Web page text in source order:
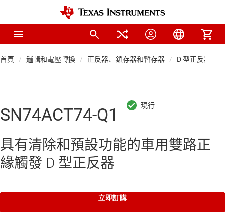
首頁 邏輯和電壓轉換 正反器、鎖存器和暫存器 D 型正反器
SN74ACT74-Q1
具有清除和預設功能的車用雙路正
緣觸發 D 型正反器
立即訂購